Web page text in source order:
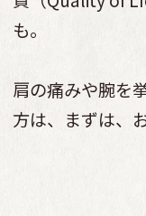
も。
肩の痛みや腕を
方は、まずは、